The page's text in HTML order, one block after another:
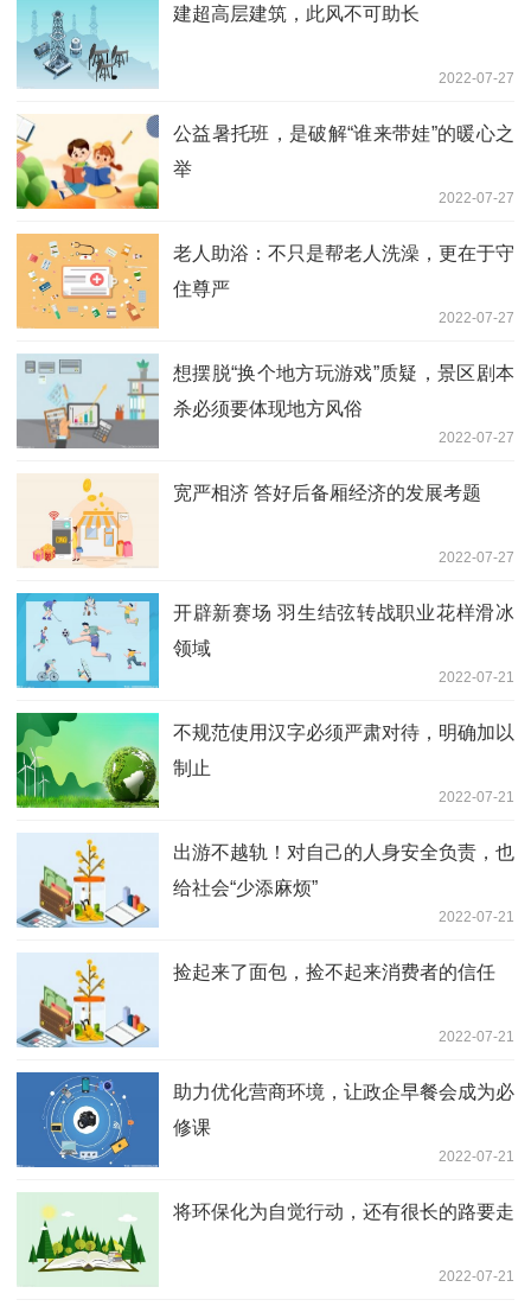
建超高层建筑，此风不可助长
2022-07-27
公益暑托班，是破解“谁来带娃”的暖心之
举
2022-07-27
老人助浴：不只是帮老人洗澡，更在于守
住尊严
2022-07-27
想摆脱“换个地方玩游戏”质疑，景区剧本
杀必须要体现地方风俗
2022-07-27
宽严相济 答好后备厢经济的发展考题
2022-07-27
开辟新赛场 羽生结弦转战职业花样滑冰
领域
2022-07-21
不规范使用汉字必须严肃对待，明确加以
制止
2022-07-21
出游不越轨！对自己的人身安全负责，也
给社会“少添麻烦”
2022-07-21
捡起来了面包，捡不起来消费者的信任
2022-07-21
助力优化营商环境，让政企早餐会成为必
修课
2022-07-21
将环保化为自觉行动，还有很长的路要走
2022-07-21